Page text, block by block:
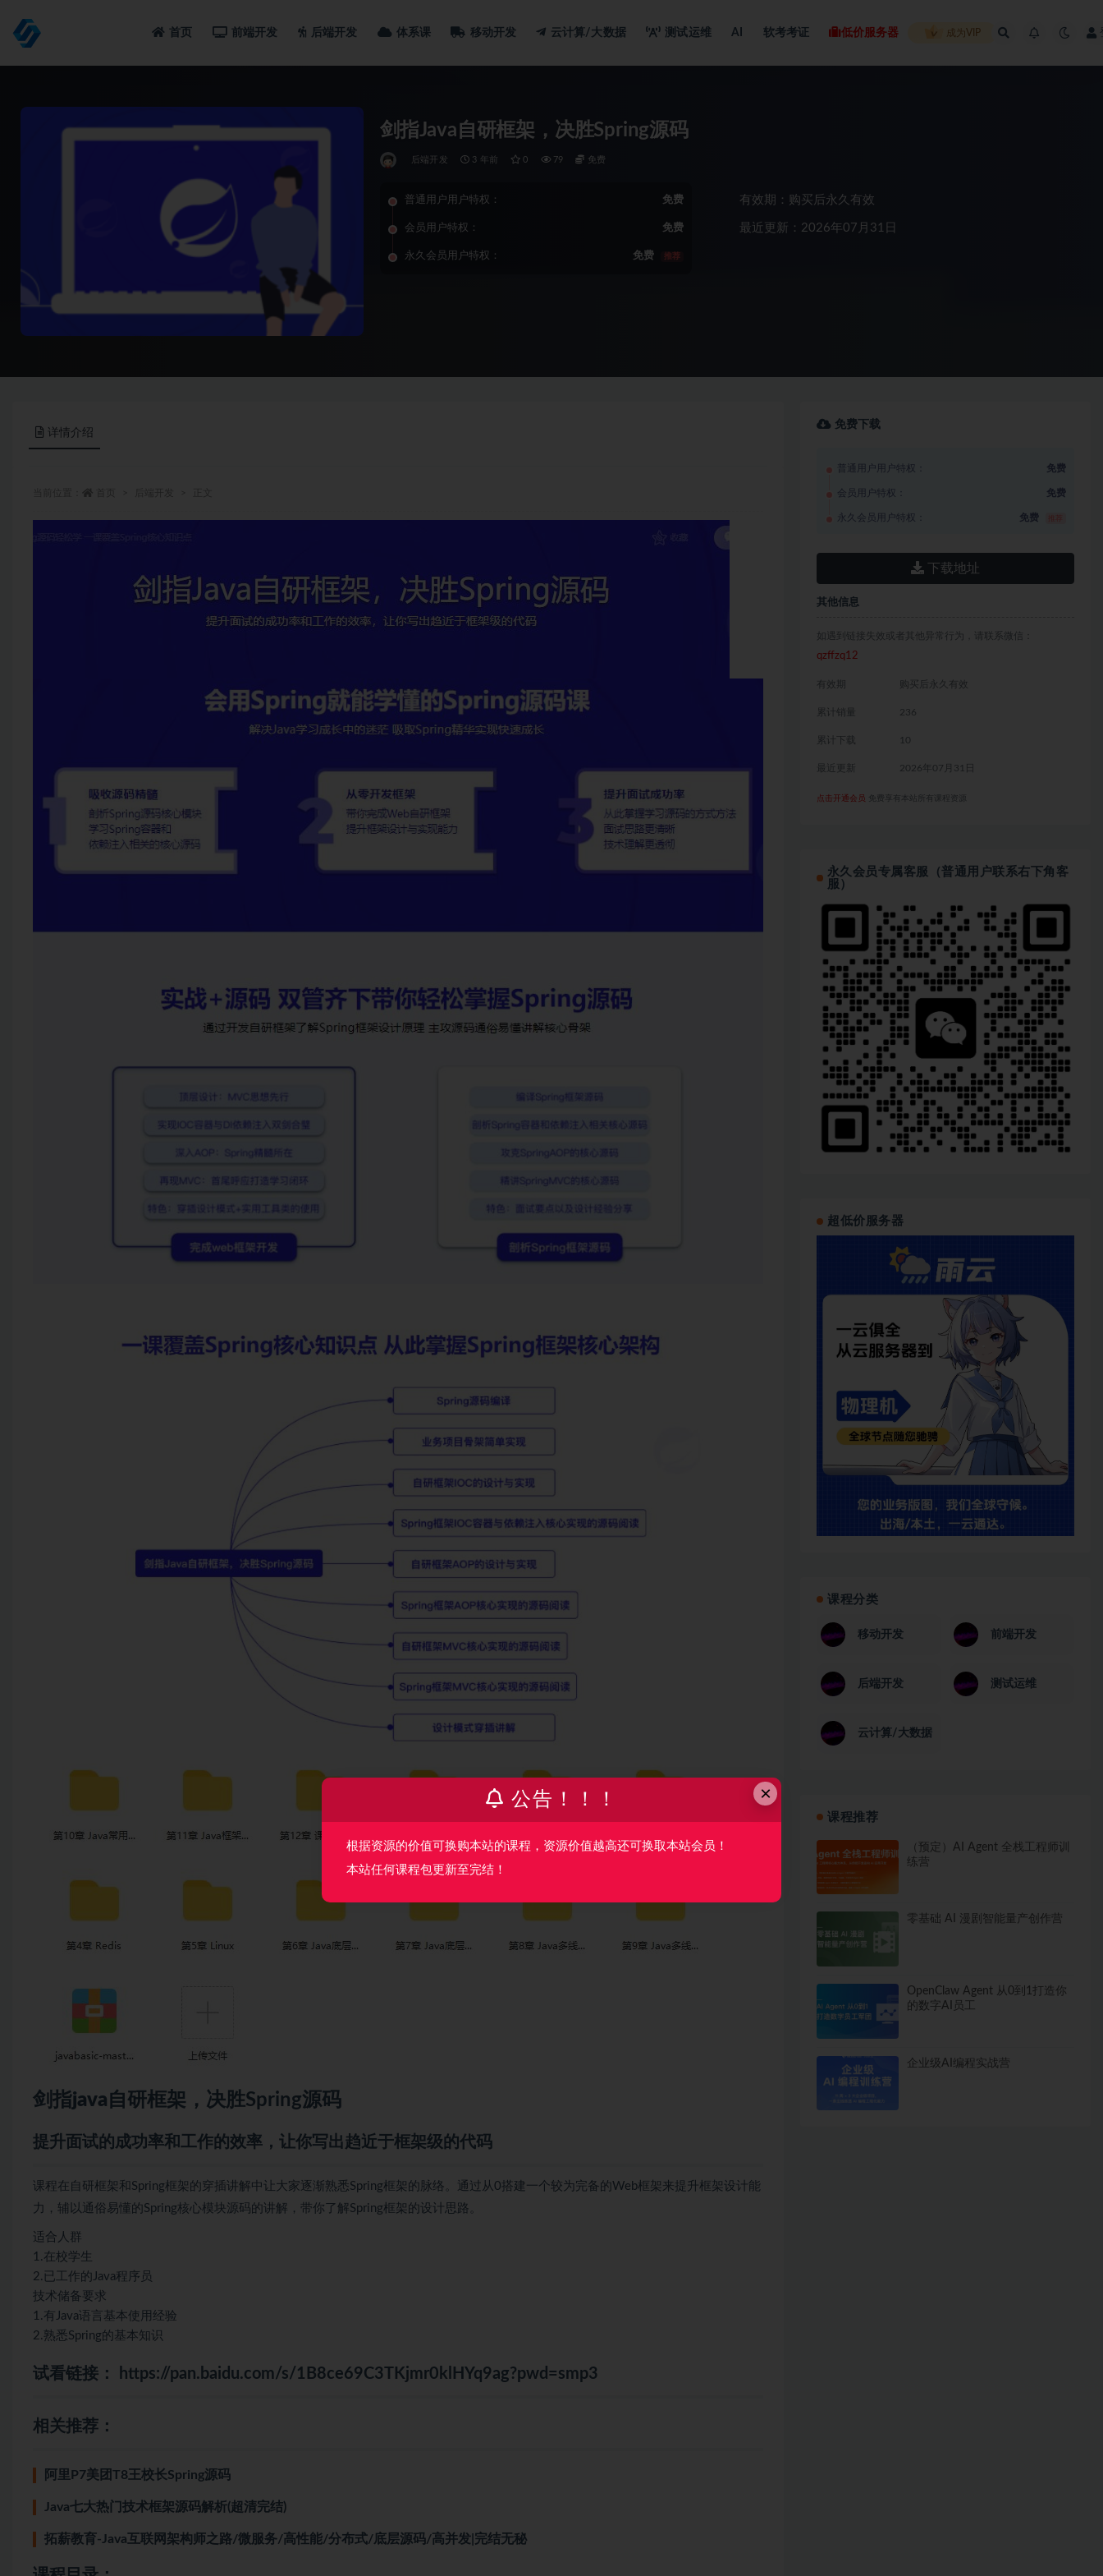
首页 前端开发 后端开发 体系课 移动开发 云计算/大数据 测试运维 AI 软考考证 低价服务器 成为VIP
剑指Java自研框架，决胜Spring源码
后端开发 3 年前 0 79 免费
普通用户用户特权： 免费
会员用户特权： 免费
永久会员用户特权： 免费 推荐
有效期：购买后永久有效
最近更新：2026年07月31日
详情介绍
剑指java 自研框架，决胜Spring源码
提升面试 的成功率和工作的效率，让你写出趋近于框架级的代码
课程在自研框架和Spring框架的穿插讲解中让大家逐渐熟悉Spring框架的脉络。通过从0搭建一个较为完备的Web框架来提升框架设计能
力，辅以通俗易懂的Spring核心模块源码的讲解，带你了解Spring框架的设计思路。
适合人群
1.在校学生
2.已工作的Java程序员
技术储备要求
1.有Java语言基本使用经验
2.熟悉Spring的基本知识
试看链接： https://pan.baidu.com/s/1B8ce69C3TKjmr0klHYq9ag?pwd=smp3
相关推荐：
阿里P7美团T8王校长Spring源码
Java七大热门技术框架源码解析(超清完结)
拓薪教育-Java互联网架构师之路/微服务/高性能/分布式/底层源码/高并发|完结无秘
免费下载
普通用户用户特权： 免费
会员用户特权： 免费
永久会员用户特权： 免费
下载地址
其他信息
如遇到链接失效或者其他异常行为，请联系微信：
qzffzq12
有效期 购买后永久有效
累计销量 236
累计下载 10
最近更新 2026年07月31日
点击开通会员 免费享有本站所有课程资源
永久会员专属客服（普通用户联系右下角客
服）
超低价服务器
课程分类
移动开发 前端开发
后端开发 测试运维
云计算/大数据
课程推荐
（预定）AI Agent 全栈工程师训
练营
零基础 AI 漫剧智能量产创作营
OpenClaw Agent 从0到1打造你
的数字AI员工
企业级AI编程实战营
×
公告！！！
根据资源的价值可换购本站的课程，资源价值越高还可换取本站会员！
本站任何课程包更新至完结！